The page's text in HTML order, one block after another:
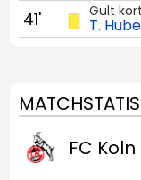
Gult kort
T.
41'
FC Koln